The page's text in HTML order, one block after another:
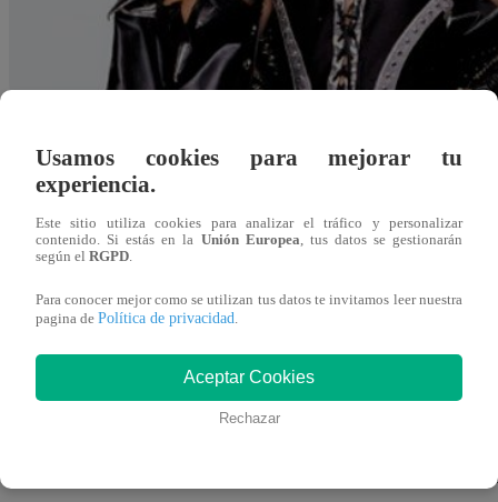
Redacción Latina
12 de febrero 2019
El cantante de una banda tributo a KISS no dejó que el
interpretar uno de los más conocidos temas de este
en viral al poco tiempo de ser publicado.
cuando el grupo Hairball intepretaba el tema ‘Detroit
Usamos cookies para mejorar tu
experiencia.
Este sitio utiliza cookies para analizar el tráfico y personalizar
contenido. Si estás en la Unión Europea, tus datos se gestionarán
según el RGPD.
Para conocer mejor como se utilizan tus datos te invitamos leer nuestra
pagina de Política de privacidad.
Aceptar Cookies
Rechazar